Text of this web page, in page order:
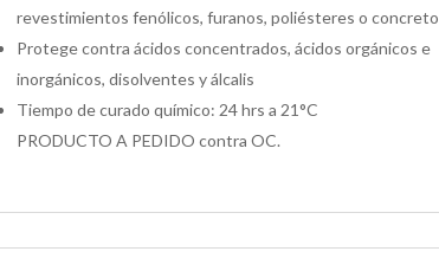
revestimientos fenólicos, furanos, poliésteres o concreto
Protege contra ácidos concentrados, ácidos orgánicos e
inorgánicos, disolventes y álcalis
Tiempo de curado químico: 24 hrs a 21°C
PRODUCTO A PEDIDO contra OC.